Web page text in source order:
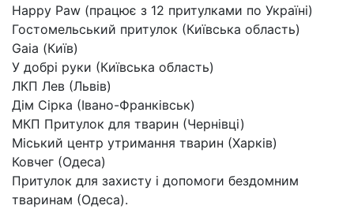
Happy Paw (працює з 12 притулками по Україні)
Гостомельський притулок (Київська область)
Gaia (Київ)
У добрі руки (Київська область)
ЛКП Лев (Львів)
Дім Сірка (Івано-Франківськ)
МКП Притулок для тварин (Чернівці)
Міський центр утримання тварин (Харків)
Ковчег (Одеса)
Притулок для захисту і допомоги бездомним
тваринам (Одеса).